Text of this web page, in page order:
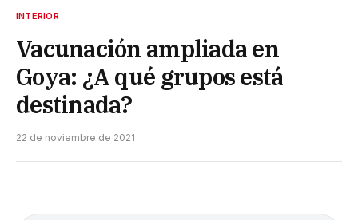
INTERIOR
Vacunación ampliada en
Goya: ¿A qué grupos está
destinada?
22 de noviembre de 2021